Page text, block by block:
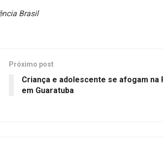
Brasil
Próximo post
Criança e adolescente se afogam na
em Guaratuba